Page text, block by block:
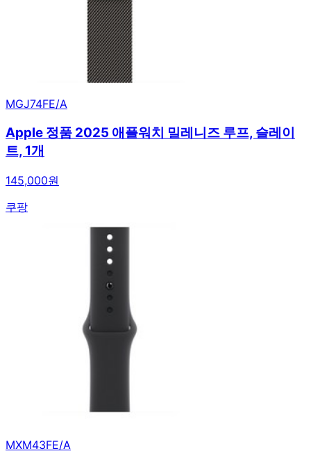
MGJ74FE/A
Apple 정품 2025 애플워치 밀레니즈 루프, 슬레이
트, 1개
145,000원
쿠팡
MXM43FE/A